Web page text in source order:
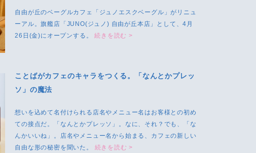
自由が丘のベーグルカフェ「ジュノエスクベーグル」がリニュ
ーアル。旗艦店「JUNO(ジュノ) 自由が丘本店」として、4月
26日(金)にオープンする。続きを読む >
ことばがカフェのキャラをつくる。「なんとかプレッ
ソ」の魔法
想いを込めて名付けられる店名やメニュー名はお客様との初め
ての接点だ。「なんとかプレッソ」。なに、それ？でも、「な
んかいいね」。店名やメニュー名から始まる、カフェの新しい
自由な形の秘密を聞いた。 続きを読む >